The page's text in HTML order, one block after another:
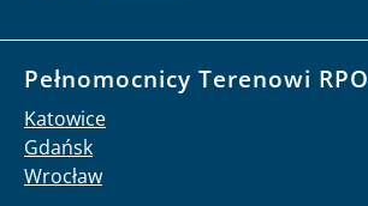
Pełnomocnicy Terenowi RPO
Katowice
Gdańsk
Wrocław